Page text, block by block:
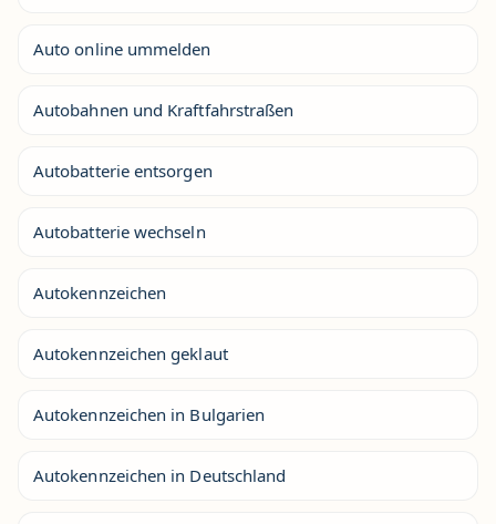
Auto online ummelden
Autobahnen und Kraftfahrstraßen
Autobatterie entsorgen
Autobatterie wechseln
Autokennzeichen
Autokennzeichen geklaut
Autokennzeichen in Bulgarien
Autokennzeichen in Deutschland